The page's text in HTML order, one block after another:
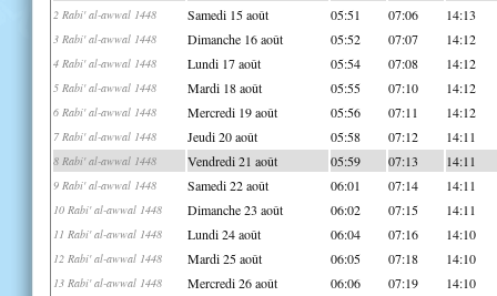
2 Rabi' al-awwal 1448 Samedi 15 août 05:51 07:06 14:13
3 Rabi' al-awwal 1448 Dimanche 16 août 05:52 07:07 14:12
4 Rabi' al-awwal 1448 Lundi 17 août 05:54 07:08 14:12
5 Rabi' al-awwal 1448 Mardi 18 août 05:55 07:10 14:12
6 Rabi' al-awwal 1448 Mercredi 19 août 05:56 07:11 14:12
7 Rabi' al-awwal 1448 Jeudi 20 août 05:58 07:12 14:11
8 Rabi' al-awwal 1448 Vendredi 21 août 05:59 07:13 14:11
9 Rabi' al-awwal 1448 Samedi 22 août 06:01 07:14 14:11
10 Rabi' al-awwal 1448 Dimanche 23 août 06:02 07:15 14:11
11 Rabi' al-awwal 1448 Lundi 24 août 06:04 07:16 14:10
12 Rabi' al-awwal 1448 Mardi 25 août 06:05 07:18 14:10
13 Rabi' al-awwal 1448 Mercredi 26 août 06:06 07:19 14:10